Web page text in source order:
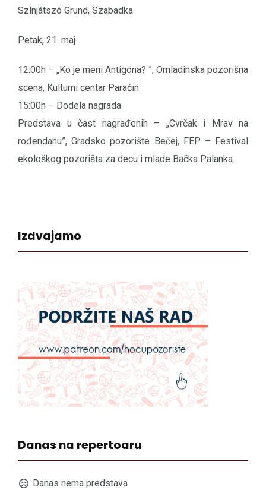
Színjátszó Grund, Szabadka
Petak, 21. maj
12:00h – „Ko je meni Antigona? ”, Omladinska pozorišna
scena, Kulturni centar Paraćin
15:00h – Dodela nagrada
Predstava u čast nagrađenih – „Cvrčak i Mrav na
rođendanu”, Gradsko pozorište Bečej, FEP – Festival
ekološkog pozorišta za decu i mlade Bačka Palanka.
Izdvajamo
Danas na repertoaru
Danas nema predstava